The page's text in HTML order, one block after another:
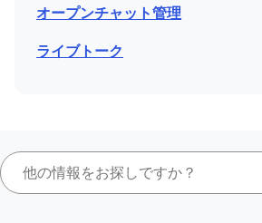
オープンチャット管理
ライブトーク